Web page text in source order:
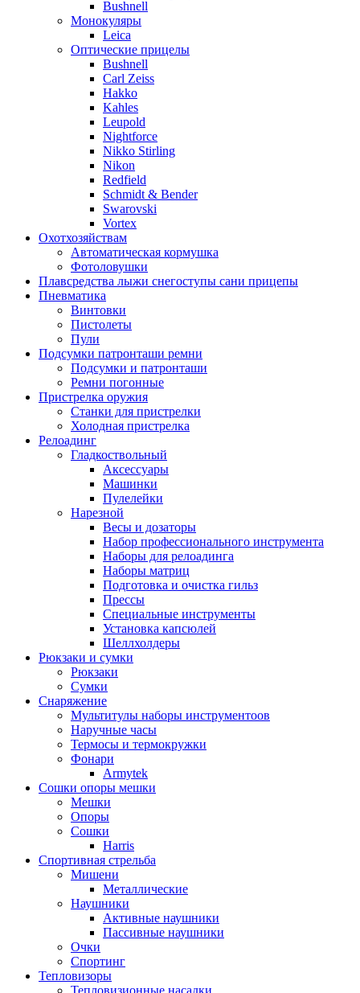
Bushnell
Монокуляры
Leica
Оптические прицелы
Bushnell
Carl Zeiss
Hakko
Kahles
Leupold
Nightforce
Nikko Stirling
Nikon
Redfield
Schmidt & Bender
Swarovski
Vortex
Охотхозяйствам
Автоматическая кормушка
Фотоловушки
Плавсредства лыжи снегоступы сани прицепы
Пневматика
Винтовки
Пистолеты
Пули
Подсумки патронташи ремни
Подсумки и патронташи
Ремни погонные
Пристрелка оружия
Станки для пристрелки
Холодная пристрелка
Релоадинг
Гладкоствольный
Аксессуары
Машинки
Пулелейки
Нарезной
Весы и дозаторы
Набор профессионального инструмента
Наборы для релоадинга
Наборы матриц
Подготовка и очистка гильз
Прессы
Специальные инструменты
Установка капсюлей
Шеллхолдеры
Рюкзаки и сумки
Рюкзаки
Сумки
Снаряжение
Мультитулы наборы инструментоов
Наручные часы
Термосы и термокружки
Фонари
Armytek
Сошки опоры мешки
Мешки
Опоры
Сошки
Harris
Спортивная стрельба
Мишени
Металлические
Наушники
Активные наушники
Пассивные наушники
Очки
Спортинг
Тепловизоры
Тепловизионные насадки